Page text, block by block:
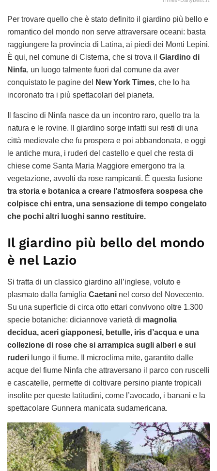
Per trovare quello che è stato definito il giardino più bello e
romantico del mondo non serve attraversare oceani: basta
raggiungere la provincia di Latina, ai piedi dei Monti Lepini.
È qui, nel comune di Cisterna, che si trova il Giardino di
Ninfa, un luogo talmente fuori dal comune da aver
conquistato le pagine del
New York Times, che lo ha
incoronato tra i più spettacolari del pianeta.
Il fascino di Ninfa nasce da un incontro raro, quello tra la
natura e le rovine. Il giardino sorge infatti sui resti di una
città medievale che fu prospera e poi abbandonata, e oggi
le antiche mura, i ruderi del castello e quel che resta di
chiese come Santa Maria Maggiore emergono tra la
vegetazione, avvolti da rose rampicanti. È questa fusione
tra storia e botanica a creare l’atmosfera sospesa che
colpisce chi entra, una sensazione di tempo congelato
che pochi altri luoghi sanno restituire.
Il giardino più bello del mondo
è nel Lazio
Si tratta di un classico giardino all’inglese, voluto e
plasmato dalla famiglia Caetani nel corso del Novecento.
Su una superficie di circa otto ettari convivono oltre 1.300
specie botaniche: diciannove varietà di magnolia
decidua, aceri giapponesi, betulle, iris d’acqua e una
collezione di rose che si arrampica sugli alberi e sui
ruderi lungo il fiume. Il microclima mite, garantito dalle
acque del fiume Ninfa che attraversano il parco con ruscelli
e cascatelle, permette di coltivare persino piante tropicali
insolite per queste latitudini, come l’avocado, i banani e la
spettacolare Gunnera manicata sudamericana.